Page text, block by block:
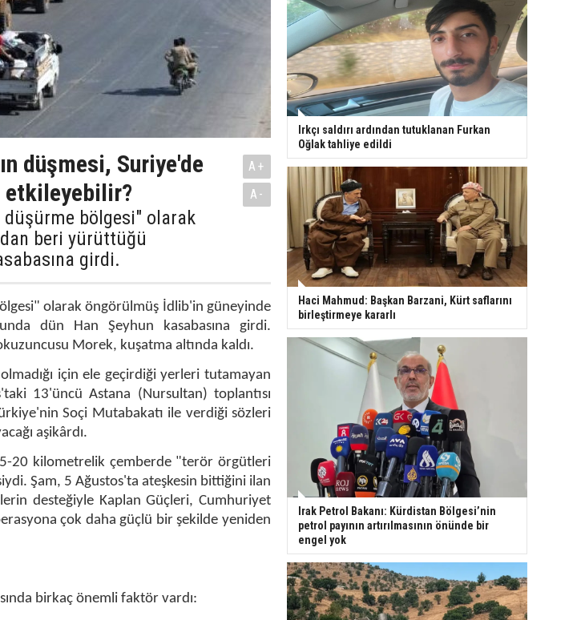
düşmesi, Suriye'de
etkileyebilir?
bölgesi" olarak
beri yürüttüğü
girdi.
A+
A-
olarak öngörülmüş İdlib'in güneyinde
dün Han Şeyhun kasabasına girdi.
Morek, kuşatma altında kaldı.
için ele geçirdiği yerleri tutamayan
13'üncü Astana (Nursultan) toplantısı
Soçi Mutabakatı ile verdiği sözleri
aşikârdı.
20 kilometrelik çemberde "terör örgütleri
Şam, 5 Ağustos'ta ateşkesin bittiğini ilan
desteğiyle Kaplan Güçleri, Cumhuriyet
çok daha güçlü bir şekilde yeniden
birkaç önemli faktör vardı:
Irkçı saldırı ardından tutuklanan Furkan
Oğlak tahliye edildi
Haci Mahmud: Başkan Barzani, Kürt saflarını
birleştirmeye kararlı
Irak Petrol Bakanı: Kürdistan Bölgesi’nin
petrol payının artırılmasının önünde bir
engel yok